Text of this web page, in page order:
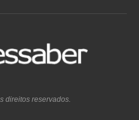
direitos reservados.